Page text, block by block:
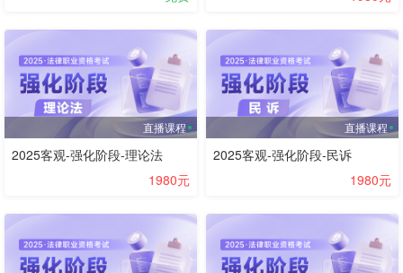
直播课程
2025客观-强化阶段-理论法
1980元
直播课程
2025客观-强化阶段-民诉
1980元